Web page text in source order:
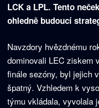
LCK a LPL. Tento
ohledně budoucí
Navzdory hvězdnému
dominovali LEC ziskem
finále sezóny, byl jejich
špatný. Vzhledem k
týmu vkládala, vyvolala